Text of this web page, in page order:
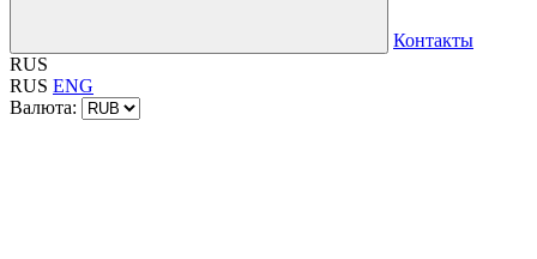
Контакты
RUS
RUS ENG
Валюта: